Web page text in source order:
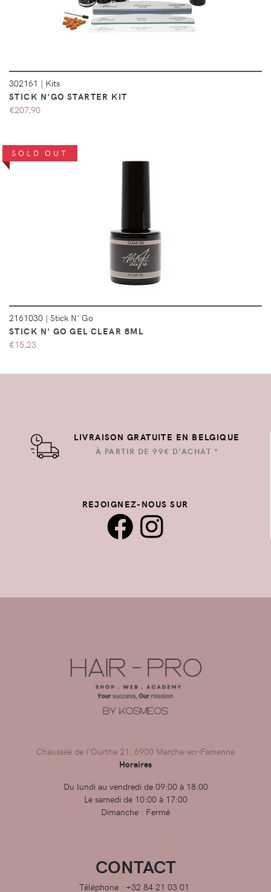
302161 | Kits
STICK N'GO STARTER KIT
€207,90
SOLD OUT
2161030 | Stick N' Go
STICK N' GO GEL CLEAR 8ML
€15,23
LIVRAISON GRATUITE EN BELGIQUE
À PARTIR DE 99€ D'ACHAT *
REJOIGNEZ-NOUS SUR
Chaussée de l'Ourthe 21, 6900 Marche-en-Famenne
Horaires
Du lundi au vendredi de 09:00 à 18:00
Le samedi de 10:00 à 17:00
Dimanche : Fermé
CONTACT
Téléphone : +32 84 21 03 01